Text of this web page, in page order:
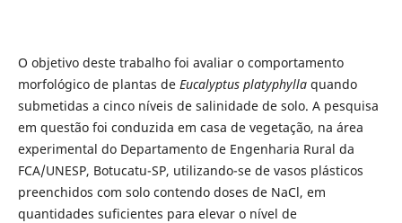
O objetivo deste trabalho foi avaliar o comportamento
morfológico de plantas de Eucalyptus platyphyllaquando
submetidas a cinco níveis de salinidade de solo. A pesquisa
em questão foi conduzida em casa de vegetação, na área
experimental do Departamento de Engenharia Rural da
FCA/UNESP, Botucatu-SP, utilizando-se de vasos plásticos
preenchidos com solo contendo doses de NaCl, em
quantidades suficientes para elevar o nível de